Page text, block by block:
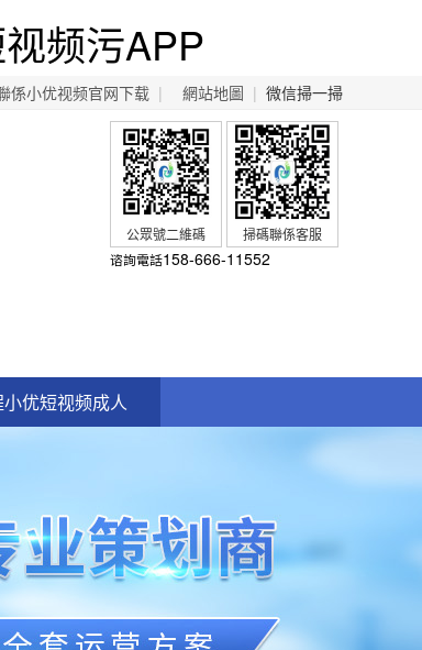
频污APP
係小优视频官网下载 | 微信掃一掃
網站地圖 |
公眾號二維碼
掃碼聯係客服
谘詢電話158-666-11552
优短视频成人